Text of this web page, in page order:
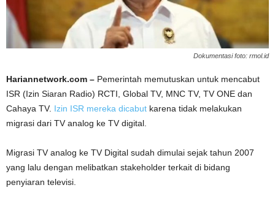
Dokumentasi foto: rmol.id
Hariannetwork.com – Pemerintah memutuskan untuk mencabut
ISR (Izin Siaran Radio) RCTI, Global TV, MNC TV, TV ONE dan
Cahaya TV. Izin ISR mereka dicabut karena tidak melakukan
migrasi dari TV analog ke TV digital.
Migrasi TV analog ke TV Digital sudah dimulai sejak tahun 2007
yang lalu dengan melibatkan stakeholder terkait di bidang
penyiaran televisi.